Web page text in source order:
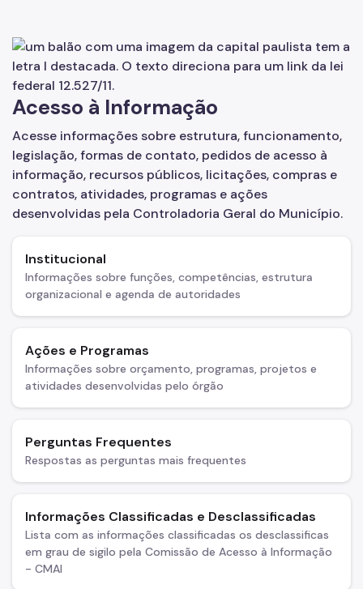
Defesa do Usuário do Serviço Público
Promoção da Integridade e Boas Práticas
Proteção de Dados Pessoais
Imprensa
Notícias
Legislação
Acesso à Informação
Acesse informações sobre estrutura, funcionamento,
legislação, formas de contato, pedidos de acesso à
informação, recursos públicos, licitações, compras e
contratos, atividades, programas e ações
desenvolvidas pela Controladoria Geral do Município.
Institucional
Informações sobre funções, competências, estrutura
organizacional e agenda de autoridades
Ações e Programas
Informações sobre orçamento, programas, projetos e
atividades desenvolvidas pelo órgão
Perguntas Frequentes
Respostas as perguntas mais frequentes
Informações Classificadas e Desclassificadas
Lista com as informações classificadas os desclassificas
em grau de sigilo pela Comissão de Acesso à Informação
- CMAI